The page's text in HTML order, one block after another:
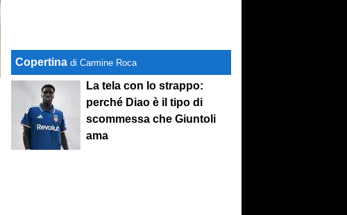
Copertina di Carmine Roca
La tela con lo strappo:
perché Diao è il tipo di
scommessa che Giuntoli
ama